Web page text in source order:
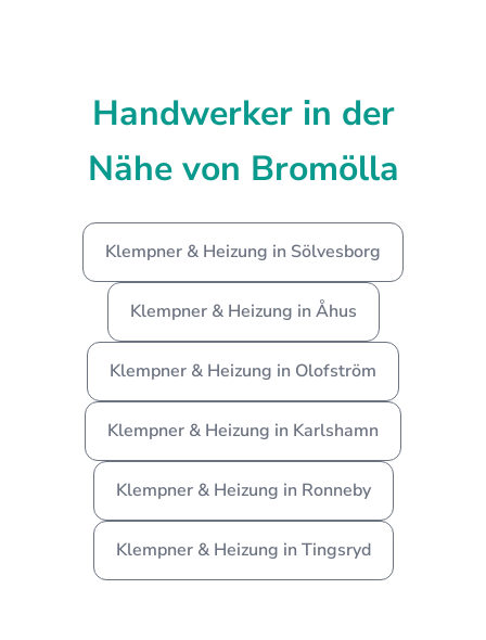
Handwerker in der
Nähe von Bromölla
Klempner & Heizung in Sölvesborg
Klempner & Heizung in Åhus
Klempner & Heizung in Olofström
Klempner & Heizung in Karlshamn
Klempner & Heizung in Ronneby
Klempner & Heizung in Tingsryd